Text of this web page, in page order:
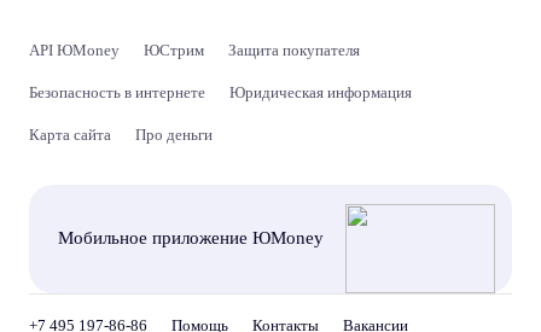
API ЮMoney ЮСтрим Защита покупателя
Безопасность в интернете Юридическая информация
Карта сайта Про деньги
Мобильное приложение ЮMoney
+7 495 197-86-86 Помощь Контакты Вакансии